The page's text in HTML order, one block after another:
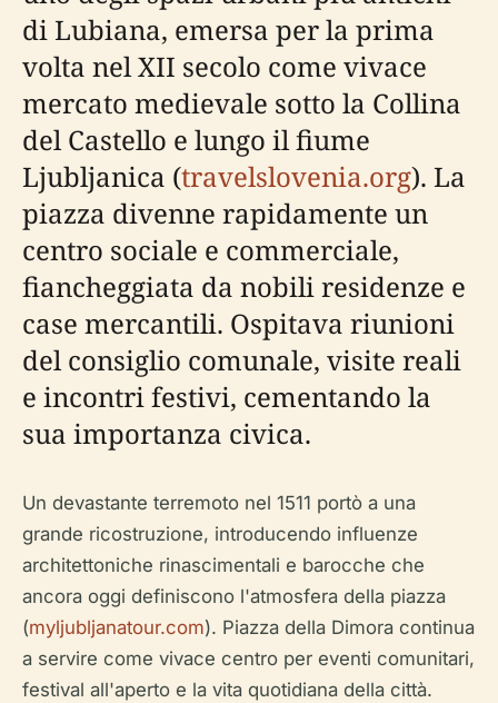
di Lubiana, emersa per la prima
volta nel XII secolo come vivace
mercato medievale sotto la Collina
del Castello e lungo il fiume
Ljubljanica (travelslovenia.org). La
piazza divenne rapidamente un
centro sociale e commerciale,
fiancheggiata da nobili residenze e
case mercantili. Ospitava riunioni
del consiglio comunale, visite reali
e incontri festivi, cementando la
sua importanza civica.
Un devastante terremoto nel 1511 portò a una
grande ricostruzione, introducendo influenze
architettoniche rinascimentali e barocche che
ancora oggi definiscono l'atmosfera della piazza
(myljubljanatour.com). Piazza della Dimora continua
a servire come vivace centro per eventi comunitari,
festival all'aperto e la vita quotidiana della città.